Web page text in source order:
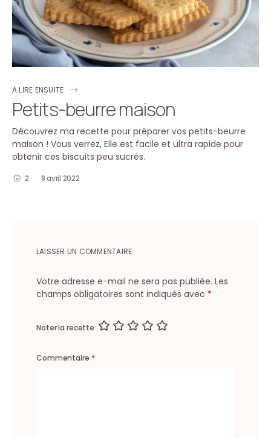
A LIRE ENSUITE
Petits-beurre maison
Découvrez ma recette pour préparer vos petits-beurre
maison ! Vous verrez, Elle est facile et ultra rapide pour
obtenir ces biscuits peu sucrés.
2 8 avril 2022
LAISSER UN COMMENTAIRE
Votre adresse e-mail ne sera pas publiée. Les
champs obligatoires sont indiqués avec *
Noter la recette
Commentaire *